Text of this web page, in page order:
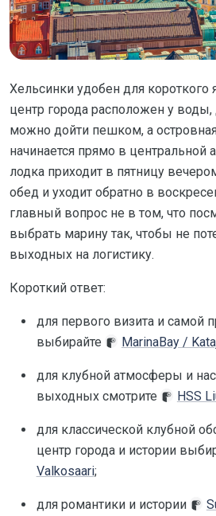
Хельсинки удобен для короткого
центр города расположен у
можно дойти пешком, а
начинается прямо в центральной
лодка приходит в пятницу
обед и уходит обратно в
главный вопрос не в том, что
выбрать марину так, чтобы не
выходных на логистику.
Короткий ответ:
для первого визита и самой
выбирайте
MarinaBay /
для клубной атмосферы и
выходных смотрите
HSS
для классической клубной
центр города и истории
Valkosaari;
для романтики и истории